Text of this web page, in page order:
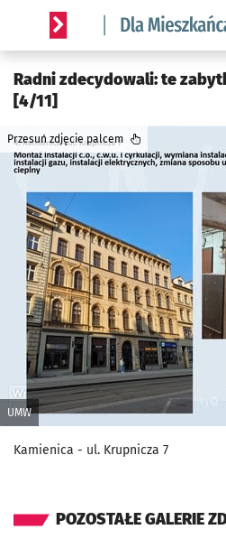
Serwis informacyjny wroclaw.pl
Radni zdecydowali: te
[4/11]
UMW
Przesuń zdjęcie palcem
Kamienica - ul. Krupnicza 7
POZOSTAŁE GALERIE